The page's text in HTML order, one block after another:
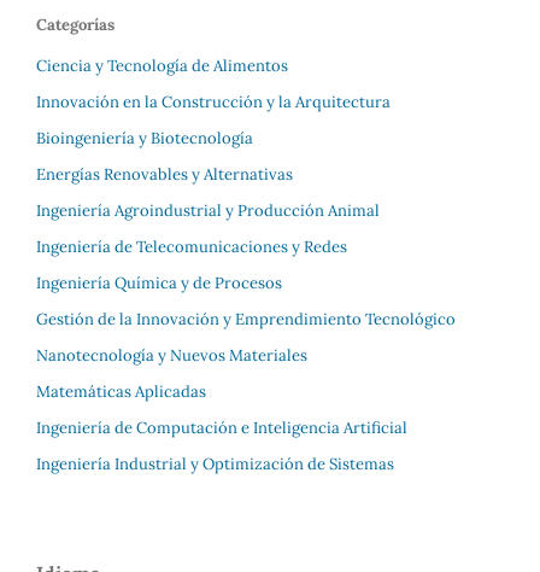
Categorías
Ciencia y Tecnología de Alimentos
Innovación en la Construcción y la Arquitectura
Bioingeniería y Biotecnología
Energías Renovables y Alternativas
Ingeniería Agroindustrial y Producción Animal
Ingeniería de Telecomunicaciones y Redes
Ingeniería Química y de Procesos
Gestión de la Innovación y Emprendimiento Tecnológico
Nanotecnología y Nuevos Materiales
Matemáticas Aplicadas
Ingeniería de Computación e Inteligencia Artificial
Ingeniería Industrial y Optimización de Sistemas